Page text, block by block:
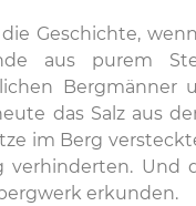
Geschichte,
aus purem
Bergmänner
das Salz aus
im Berg
verhinderten. Und
erkunden.